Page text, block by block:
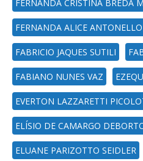
FERNANDA CRISTINA BREDA
FERNANDA ALICE
FABRICIO JAQUES SUTILI
FABIANO NUNES VAZ
EVERTON LAZZARETTI
ELÍSIO DE CAMARGO
ELUANE PARIZOTTO SEIDLER